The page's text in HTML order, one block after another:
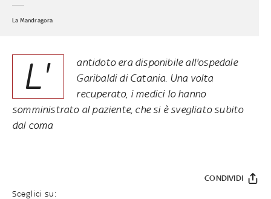
La Mandragora
L'
antidoto era disponibile all'ospedale
Garibaldi di Catania. Una volta
recuperato, i medici lo hanno
somministrato al paziente, che si è svegliato subito
dal coma
Sceglici su:
CONDIVIDI